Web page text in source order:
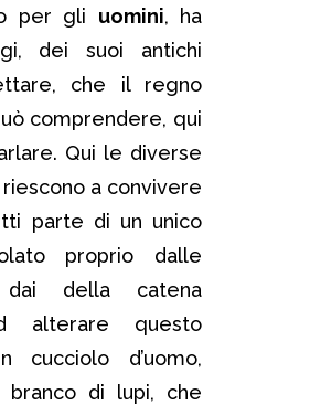
per gli uomini, ha
dei suoi antichi
che il regno
comprendere, qui
Qui le diverse
a convivere
parte di un unico
proprio dalle
della catena
alterare questo
cucciolo d’uomo,
branco di lupi, che